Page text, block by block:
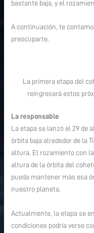
bastante baja, y el
A continuación, te
preocuparte.
La primera etapa del
reingresará estos
La responsable
La etapa se lanzó el 29 de
órbita baja alrededor de la
altura. El rozamiento con
altura de la órbita del
pueda mantener más esa
nuestro planeta.
Actualmente, la etapa se
condiciones podría verse